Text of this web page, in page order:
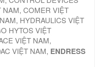
NAM, COMER VIỆT
HYDRAULICS VIỆT
HYTOS VIỆT
VIỆT NAM,
VIỆT NAM, ENDRESS